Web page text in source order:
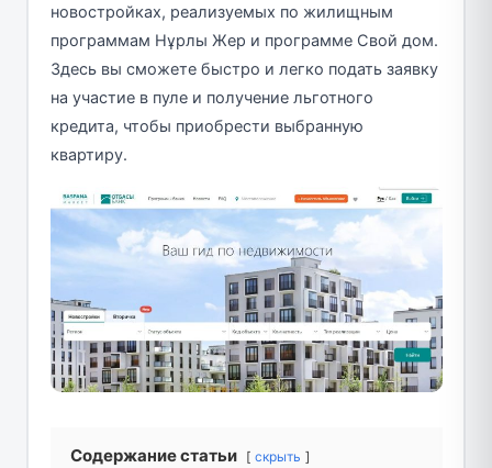
новостройках, реализуемых по жилищным
программам Нұрлы Жер и программе Свой дом.
Здесь вы сможете быстро и легко подать заявку
на участие в пуле и получение льготного
кредита, чтобы приобрести выбранную
квартиру.
Содержание статьи скрыть